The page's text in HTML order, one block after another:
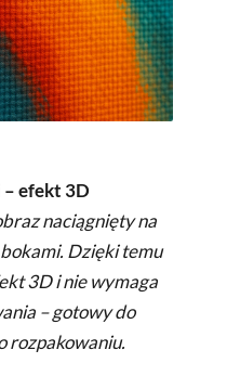
– efekt 3D
naciągnięty na
Dzięki temu
3D i nie wymaga
– gotowy do
rozpakowaniu.